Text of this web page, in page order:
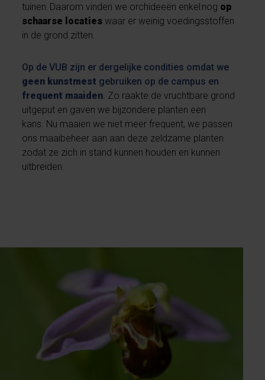
tuinen. Daarom vinden we orchideeën enkel nog op
schaarse locaties waar er weinig voedingsstoffen
in de grond zitten.
Op de VUB zijn er dergelijke condities omdat we
geen kunstmest gebruiken op de campus en
frequent maaiden . Zo raakte de vruchtbare grond
uitgeput en gaven we bijzondere planten een
kans. Nu maaien we niet meer frequent, we passen
ons maaibeheer aan aan deze zeldzame planten
zodat ze zich in stand kunnen houden en kunnen
uitbreiden.